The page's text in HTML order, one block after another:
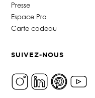
Presse
Espace Pro
Carte cadeau
SUIVEZ-NOUS